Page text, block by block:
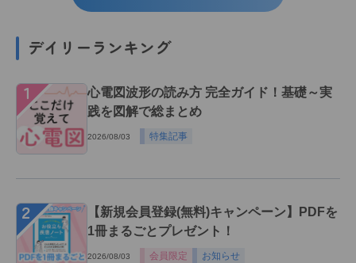
デイリーランキング
１
心電図波形の読み方 完全ガイド！基礎～実
践を図解で総まとめ
2026/08/03 特集記事
２
【新規会員登録(無料)キャンペーン】PDFを
1冊まるごとプレゼント！
2026/08/03 会員限定 お知らせ